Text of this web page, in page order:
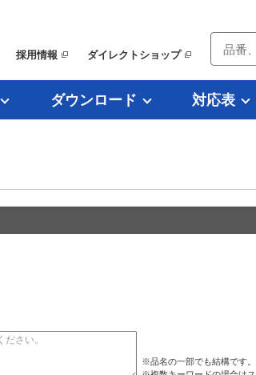
採用情報 ダイレクトショップ
ダウンロード 対応表
※品名の一部でも結構です。